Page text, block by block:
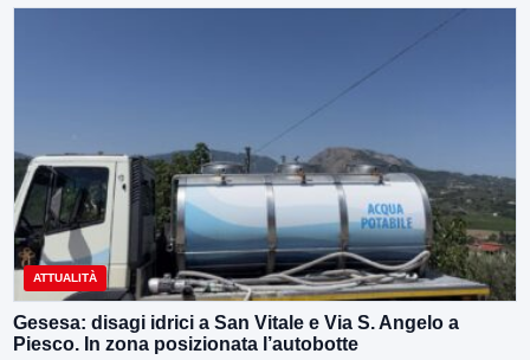
ATTUALITÀ
Gesesa: disagi idrici a San Vitale e Via S. Angelo a
Piesco. In zona posizionata l’autobotte